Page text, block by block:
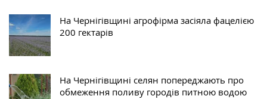
На Чернігівщині агрофірма засіяла фацелією
200 гектарів
На Чернігівщині селян попереджають про
обмеження поливу городів питною водою